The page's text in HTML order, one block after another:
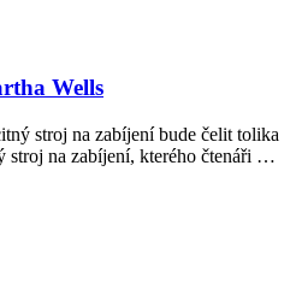
Wells
stroj na zabíjení bude čelit tolika
stroj na zabíjení, kterého čtenáři …